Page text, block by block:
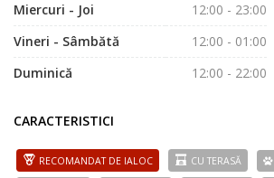
Miercuri - Joi
12:00 - 23:00
Vineri - Sâmbătă
12:00 - 01:00
Duminică
12:00 - 22:00
CARACTERISTICI
RECOMANDAT DE IALOC CU TERASĂ